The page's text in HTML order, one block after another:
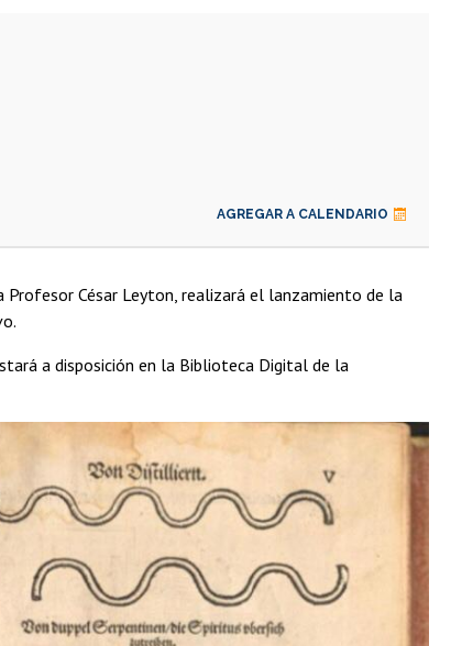
AGREGAR A CALENDARIO
César Leyton, realizará el lanzamiento de la
a disposición en la Biblioteca Digital de la